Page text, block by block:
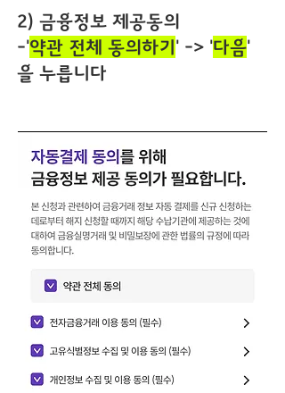
2) 금융정보 제공동의
-'약관 전체 동의하기' -> '다음'
을 누릅니다